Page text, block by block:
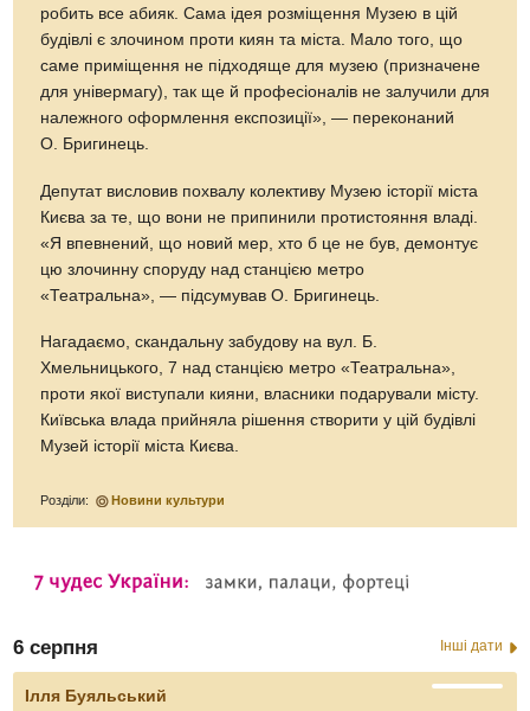
робить все абияк. Сама ідея розміщення Музею в цій
будівлі є злочином проти киян та міста. Мало того, що
саме приміщення не підходяще для музею (призначене
для універмагу), так ще й професіоналів не залучили для
належного оформлення експозиції», — переконаний
О. Бригинець.
Депутат висловив похвалу колективу Музею історії міста
Києва за те, що вони не припинили протистояння владі.
«Я впевнений, що новий мер, хто б це не був, демонтує
цю злочинну споруду над станцією метро
«Театральна», — підсумував О. Бригинець.
Нагадаємо, скандальну забудову на вул. Б.
Хмельницького, 7 над станцією метро «Театральна»,
проти якої виступали кияни, власники подарували місту.
Київська влада прийняла рішення створити у цій будівлі
Музей історії міста Києва.
Розділи: Новини культури
6 серпня Інші дати
Ілля Буяльський